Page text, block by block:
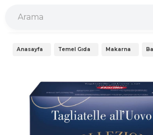
Anasayfa Temel Gıda Makarna